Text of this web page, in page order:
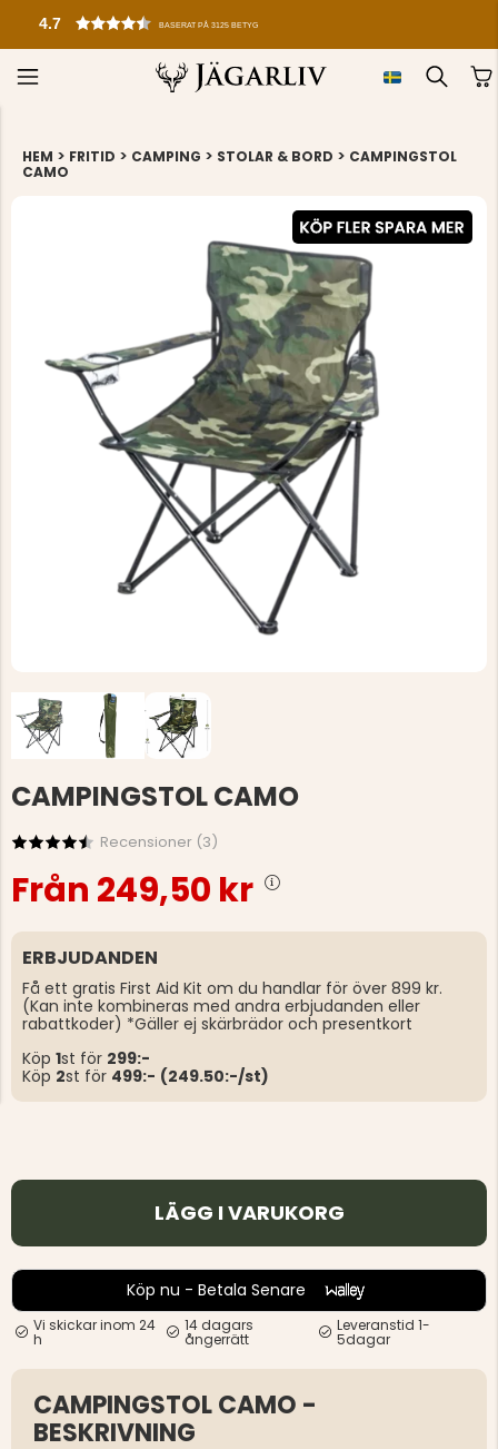
GRATIS FÖRSTA HJÄLPEN-KIT VID KÖP ÖVER
HEM > FRITID > CAMPING > STOLAR & BORD > CAMPINGSTOL
CAMO
CAMPINGSTOL CAMO
Recensioner (3)
Från 249,50 kr
ERBJUDANDEN
Få ett gratis First Aid Kit om du handlar för över 899 kr.
(Kan inte kombineras med andra erbjudanden eller
rabattkoder) *Gäller ej skärbrädor och presentkort
Köp 1st för 299:-
Köp 2st för 499:- (249.50:-/st)
LÄGG I VARUKORG
Köp nu - Betala Senare
Vi skickar inom 24
h
14 dagars
ångerrätt
Leveranstid 1-
5dagar
CAMPINGSTOL CAMO -
BESKRIVNING